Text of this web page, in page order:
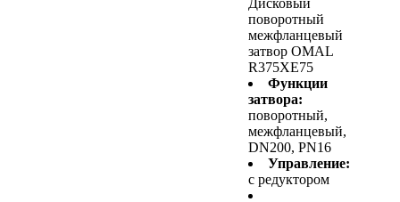
поворотный
межфланцевый
затвор OMAL
R375XE75
Функции
затвора:
поворотный,
межфланцевый,
DN200, PN16
Управление:
с редуктором